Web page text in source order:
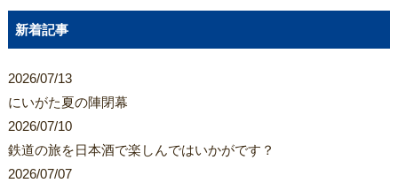
新着記事
2026/07/13
にいがた夏の陣閉幕
2026/07/10
鉄道の旅を日本酒で楽しんではいかがです？
2026/07/07